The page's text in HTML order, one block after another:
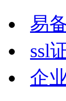
易
ssl
企